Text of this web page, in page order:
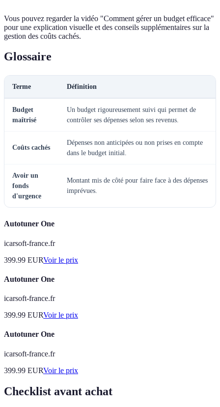
Vous pouvez regarder la vidéo "Comment gérer un budget efficace"
pour une explication visuelle et des conseils supplémentaires sur la
gestion des coûts cachés.
Glossaire
Terme Définition
Budget
maîtrisé
Un budget rigoureusement suivi qui permet de
contrôler ses dépenses selon ses revenus.
Coûts cachés
Dépenses non anticipées ou non prises en compte
dans le budget initial.
Avoir un
fonds
d'urgence
Montant mis de côté pour faire face à des dépenses
imprévues.
Autotuner One
icarsoft-france.fr
399.99 EURVoir le prix
Autotuner One
icarsoft-france.fr
399.99 EURVoir le prix
Autotuner One
icarsoft-france.fr
399.99 EURVoir le prix
Checklist avant achat